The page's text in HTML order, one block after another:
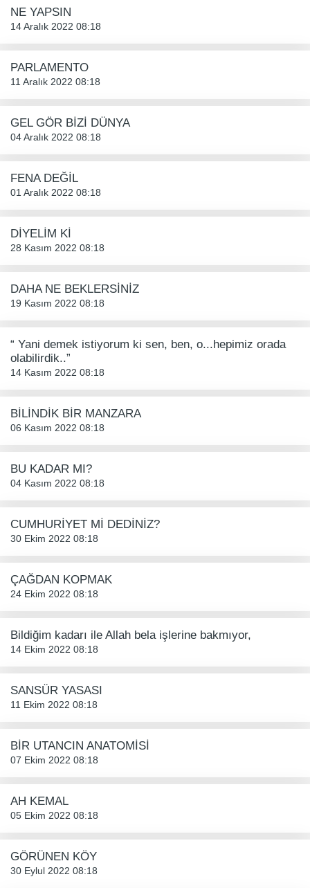
NE YAPSIN
14 Aralık 2022 08:18
PARLAMENTO
11 Aralık 2022 08:18
GEL GÖR BİZİ DÜNYA
04 Aralık 2022 08:18
FENA DEĞİL
01 Aralık 2022 08:18
DİYELİM Kİ
28 Kasım 2022 08:18
DAHA NE BEKLERSİNİZ
19 Kasım 2022 08:18
“ Yani demek istiyorum ki sen, ben, o...hepimiz orada
olabilirdik..”
14 Kasım 2022 08:18
BİLİNDİK BİR MANZARA
06 Kasım 2022 08:18
BU KADAR MI?
04 Kasım 2022 08:18
CUMHURİYET Mİ DEDİNİZ?
30 Ekim 2022 08:18
ÇAĞDAN KOPMAK
24 Ekim 2022 08:18
Bildiğim kadarı ile Allah bela işlerine bakmıyor,
14 Ekim 2022 08:18
SANSÜR YASASI
11 Ekim 2022 08:18
BİR UTANCIN ANATOMİSİ
07 Ekim 2022 08:18
AH KEMAL
05 Ekim 2022 08:18
GÖRÜNEN KÖY
30 Eylul 2022 08:18